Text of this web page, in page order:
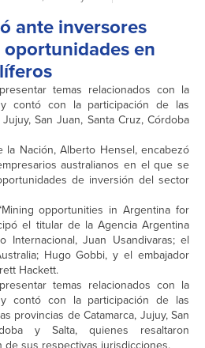
ante inversores
en
temas relacionados con la
contó con la participación de las
San Juan, Santa Cruz, Córdoba
la Nación, Alberto Hensel, encabezó
australianos en el que se
de inversión del sector
opportunities in Argentina for
el titular de la Agencia Argentina
Internacional, Juan Usandivaras; el
Hugo Gobbi, y el embajador
Hackett.
temas relacionados con la
contó con la participación de las
provincias de Catamarca, Jujuy, San
y Salta, quienes resaltaron